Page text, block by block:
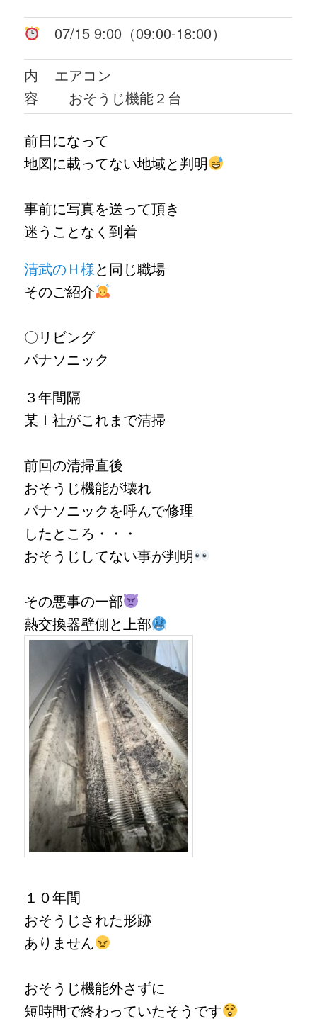
07/15 9:00（09:00-18:00）
内
容
エアコン
おそうじ機能２台
前日になって
地図に載ってない地域と判明
事前に写真を送って頂き
迷うことなく到着
清武のＨ様と同じ職場
そのご紹介
〇リビング
パナソニック
３年間隔
某Ｉ社がこれまで清掃
前回の清掃直後
おそうじ機能が壊れ
パナソニックを呼んで修理
したところ・・・
おそうじしてない事が判明
その悪事の一部
熱交換器壁側と上部
１０年間
おそうじされた形跡
ありません
おそうじ機能外さずに
短時間で終わっていたそうです